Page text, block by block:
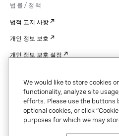
법률/정책
법적 고지 사항
개인 정보 보호
개인 정보 보호 설정
저작권
보안 및 신뢰
We would like to store cookies
functionality, analyze site
efforts. Please use the buttons
optional cookies, or click
purposes for which we may